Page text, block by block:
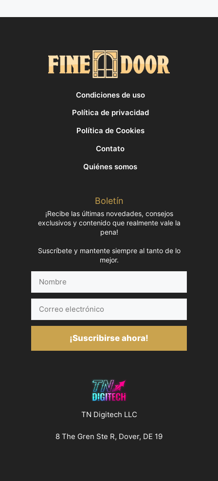
Condiciones de uso
Política de privacidad
Política de Cookies
Contato
Quiénes somos
Boletín
¡Recibe las últimas novedades, consejos
exclusivos y contenido que realmente vale la
pena!
Suscríbete y mantente siempre al tanto de lo
mejor.
electrónico
¡Suscribirse ahora!
TN Digitech LLC
8 The Gren Ste R, Dover, DE 19